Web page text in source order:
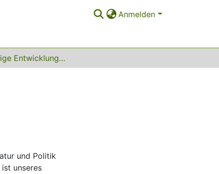
Anmelden
Nachhaltige Entwicklung und Globalisierung
und Politik
unseres